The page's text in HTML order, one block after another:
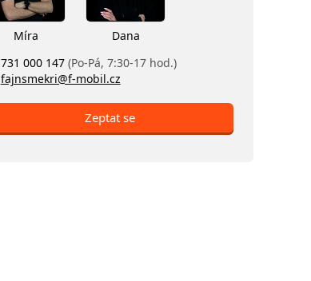
Míra
Dana
731 000 147 (Po-Pá, 7:30-17 hod.)
fajnsmekri@f-mobil.cz
Zeptat se